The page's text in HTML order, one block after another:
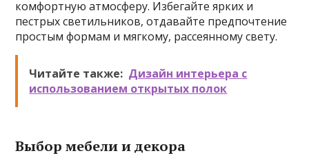
комфортную атмосферу. Избегайте ярких и
пестрых светильников, отдавайте предпочтение
простым формам и мягкому, рассеянному свету.
Читайте также: Дизайн интерьера с
использованием открытых полок
Выбор мебели и декора